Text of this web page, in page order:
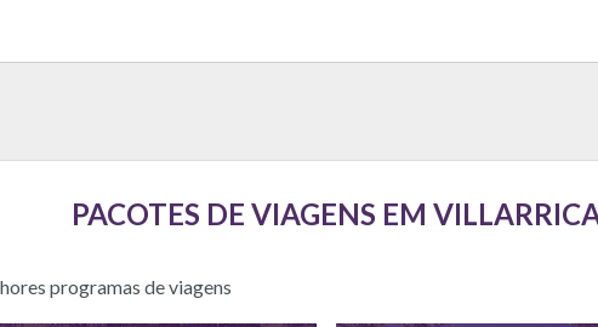
PACOTES DE VIAGENS EM
programas de viagens